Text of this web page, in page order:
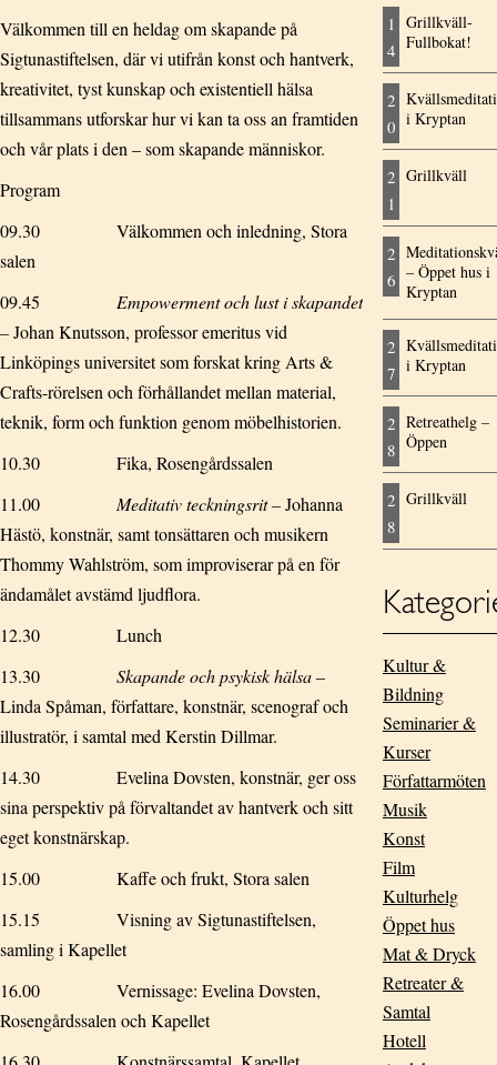
Välkommen till en heldag om skapande på
Sigtunastiftelsen, där vi utifrån konst och hantverk,
kreativitet, tyst kunskap och existentiell hälsa
tillsammans utforskar hur vi kan ta oss an framtiden
och vår plats i den – som skapande människor.
Program
09.30 Välkommen och inledning, Stora
salen
09.45 Empowerment och lust i skapandet
–Johan Knutsson, professor emeritus vid
Linköpings universitet som forskat kring Arts &
Crafts-rörelsen och förhållandet mellan material,
teknik, form och funktion genom möbelhistorien.
10.30 Fika, Rosengårdssalen
11.00 Meditativ teckningsrit –Johanna
Hästö, konstnär, samt tonsättaren och musikern
Thommy Wahlström, som improviserar på en för
ändamålet avstämd ljudflora.
12.30 Lunch
13.30 Skapande och psykisk hälsa–
Linda Spåman, författare, konstnär, scenograf och
illustratör, i samtal med Kerstin Dillmar.
14.30 Evelina Dovsten, konstnär, ger oss
sina perspektiv på förvaltandet av hantverk och sitt
eget konstnärskap.
15.00 Kaffe och frukt, Stora salen
15.15 Visning av Sigtunastiftelsen,
samling i Kapellet
16.00 Vernissage: Evelina Dovsten,
Rosengårdssalen och Kapellet
1
4
Grillkväll-
Fullbokat!
2
0 i Kryptan
2
1
Grillkväll
2
6 – Öppet hus i
Kryptan
2
7 i Kryptan
2
8
Retreathelg –
Öppen
2
8
Grillkväll
Kultur &
Bildning
Seminarier &
Kurser
Författarmöten
Musik
Konst
Film
Kulturhelg
Öppet hus
Mat & Dryck
Retreater &
Samtal
Hotell